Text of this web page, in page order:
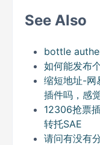
See Also
bottle
如何能发布
缩短地址-网
插件吗，感
12306抢票
转托SAE
请问有没有